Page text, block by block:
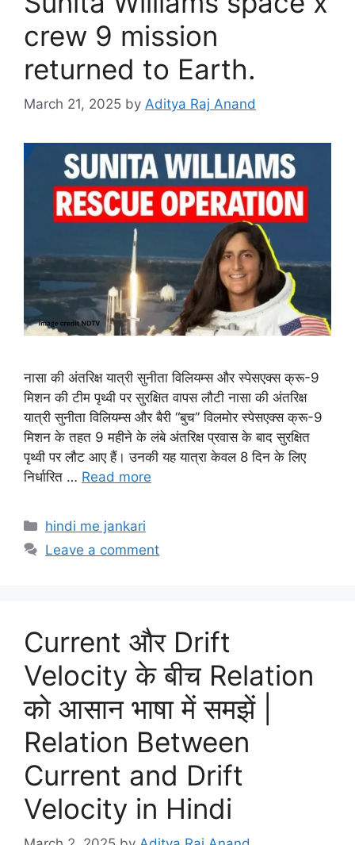
crew 9 mission
returned to Earth.
March 21, 2025 by Aditya Raj Anand
नासा की अंतरिक्ष यात्री सुनीता विलियम्स और स्पेसएक्स क्रू-9
मिशन की टीम पृथ्वी पर सुरक्षित वापस लौटी नासा की अंतरिक्ष
यात्री सुनीता विलियम्स और बैरी “बुच” विलमोर स्पेसएक्स क्रू-9
मिशन के तहत 9 महीने के लंबे अंतरिक्ष प्रवास के बाद सुरक्षित
पृथ्वी पर लौट आए हैं। उनकी यह यात्रा केवल 8 दिन के लिए
निर्धारित … Read more
Categories
hindi me jankari
Leave a comment
Current और Drift
Velocity के बीच Relation
को आसान भाषा में समझें |
Relation Between
Current and Drift
Velocity in Hindi